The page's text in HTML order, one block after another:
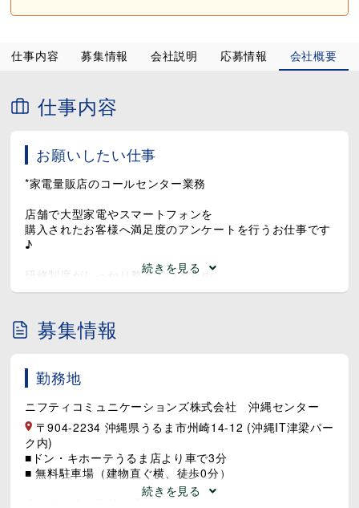
仕事内容 募集情報 会社説明 応募情報 会社概要
仕事内容
お願いしたい仕事
続きを見る
*家電量販店のコールセンター業務
店舗で大型家電やスマートフォンを
購入されたお客様へ満足度のアンケートを行うお仕事です
♪
研修制度がしっかり整っているため、
コールセンターや事務の経験がない方でも
【お仕事内容】
✔対象リストよりお客様へ発信
情報をもとにシステムから自動発信なので、
✔台本をもとに、5～6項目を質問
・接客満足度はいかがですか？
・接客お時間はどのくらいですか？
・来店後声掛けはありましたか？
台本に沿ってご案内していきます♪
募集情報
勤務地
続きを見る
ニフティコミュニケーションズ株式会社 沖縄センター
〒904-2234 沖縄県うるま市州崎14-12 (沖縄IT津梁パー
ク内)
■ドン・キホーテうるま店より車で3分
■ 無料駐車場（建物直ぐ横、徒歩0分）
◆うるま市は意外に通いやすい！